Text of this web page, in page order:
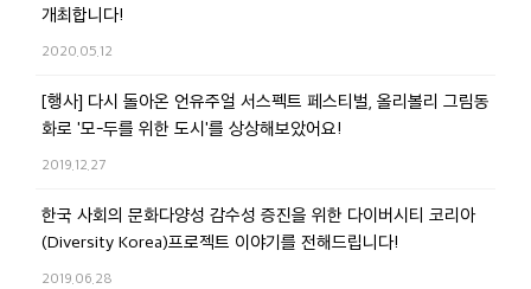
개최합니다!
2020.05.12
[행사] 다시 돌아온 언유주얼 서스펙트 페스티벌, 올리볼리 그림동
화로 '모-두를 위한 도시'를 상상해보았어요!
2019.12.27
한국 사회의 문화다양성 감수성 증진을 위한 다이버시티 코리아
(Diversity Korea)프로젝트 이야기를 전해드립니다!
2019.06.28